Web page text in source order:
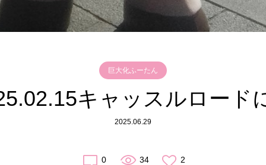
巨大化ふーたん
キャッスルロード
2025.06.29
0 34 2